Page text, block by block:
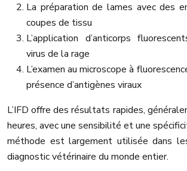
La préparation de lames avec des
coupes de tissu
L’application d’anticorps
virus de la rage
L’examen au microscope à
présence d’antigènes viraux
L’IFD offre des résultats rapides,
heures, avec une sensibilité et une
méthode est largement utilisée dans
diagnostic vétérinaire du monde entier.